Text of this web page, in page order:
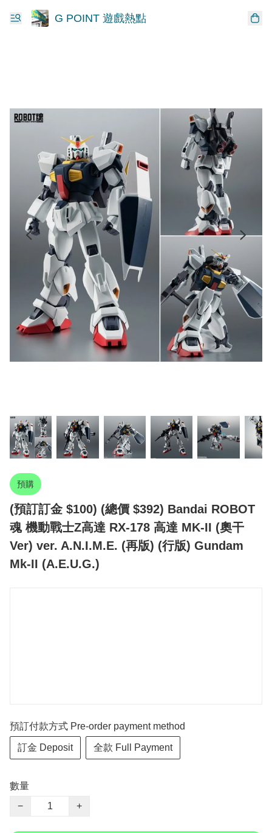
G POINT 遊戲熱點
預購
(預訂訂金 $100) (總價 $392) Bandai ROBOT
魂 機動戰士Z高達 RX-178 高達 MK-II (奧干
Ver) ver. A.N.I.M.E. (再版) (行版) Gundam
Mk-II (A.E.U.G.)
預訂付款方式 Pre-order payment method
訂金 Deposit 全款 Full Payment
數量
−
+